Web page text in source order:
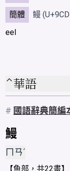
簡體 鳗
eel
華語
# 國語辭典簡編
鰻
ㄇㄢˊ
【魚部，共22畫】